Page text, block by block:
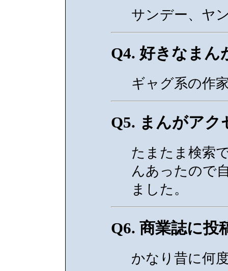
サンデー、ヤ
Q4. 好きなまん
ギャグ系の作
Q5. まんがアク
たまたま検索
んあったので
ました。
Q6. 商業誌に投
かなり昔に何